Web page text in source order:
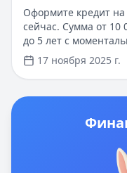
комиссии
Оформите кредит
сейчас. Сумма от 10
до 5 лет с
пакет документов,
минут. Специальное
клиентов:
оформлении онлайн.
17 ноября 2025 г.